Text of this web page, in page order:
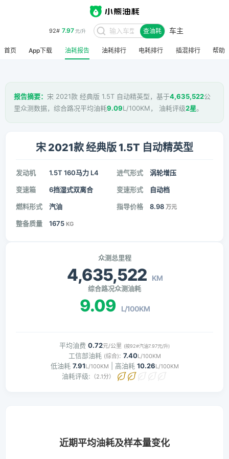
92# 7.97元/升 查油耗 车主
首页 App下载 油耗报告 油耗排行 电耗排行 插混排行 帮助
报告摘要： 宋 2021款 经典版 1.5T 自动精英型，基于4,635,522公
里众测数据，综合路况平均油耗9.09L/100KM， 油耗评级2星。
宋 2021款 经典版 1.5T 自动精英型
发动机 1.5T 160马力 L4 进气形式 涡轮增压
变速箱 6挡湿式双离合 变速形式 自动档
燃料形式 汽油 指导价格 8.98 万元
整备质量 1675 KG
众测总里程
4,635,522 KM
综合路况众测油耗
9.09 L/100KM
平均油费 0.72元/公里 (按92#汽油7.97元/升)
工信部油耗 (综合): 7.40L/100KM
低油耗 7.91L/100KM | 高油耗 10.26L/100KM
油耗评级: （2.1分）